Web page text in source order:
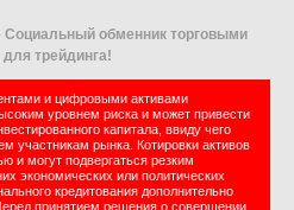
обменник торговыми
трейдинга!
и цифровыми активами
уровнем риска и может привести
капитала, ввиду чего
участникам рынка. Котировки активов
и могут подвергаться резким
экономических или политических
кредитования дополнительно
принятием решения о совершении